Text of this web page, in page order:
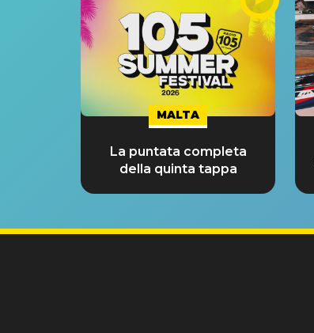
MALTA
La puntata completa
della quinta tappa